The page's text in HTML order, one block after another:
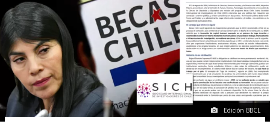
Edición BBCL